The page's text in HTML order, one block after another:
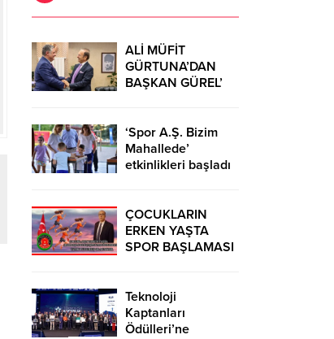
ALİ MÜFİT
GÜRTUNA’DAN
BAŞKAN GÜREL’
‘Spor A.Ş. Bizim
Mahallede’
etkinlikleri başladı
ÇOCUKLARIN
ERKEN YAŞTA
SPOR BAŞLAMASI
UZAK TUTUMUŞ
OLACAKTIR
Teknoloji
Kaptanları
Ödülleri’ne